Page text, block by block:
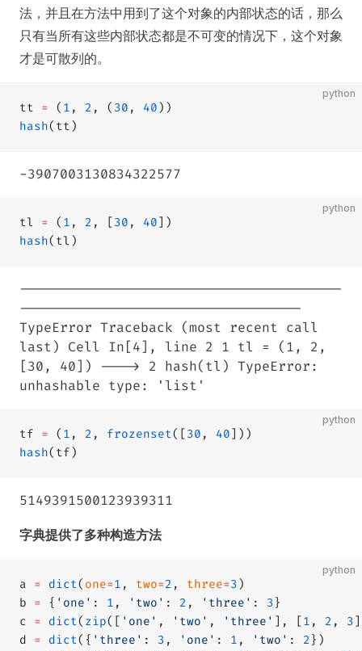
法，并且在方法中用到了这个对象的内部状态的话，那么
只有当所有这些内部状态都是不可变的情况下，这个对象
才是可散列的。
python
tt = ( 1 , 2 , ( 30 , 40 ))
hash(tt)
-3907003130834322577
python
tl = ( 1 , 2 , [ 30 , 40])
hash(tl)
----------------------------------------
-----------------------------------
TypeError Traceback (most recent call
last) Cell In[4], line 2 1 tl = (1, 2,
[30, 40]) ----> 2 hash(tl) TypeError:
unhashable type: 'list'
python
tf = ( 1 , 2 , frozenset([ 30 , 40]))
hash(tf)
5149391500123939311
字典提供了多种构造方法
python
a = dict( one=1 , two=2 , three=3 )
b = { 'one' : 1 , 'two' : 2 , 'three' : 3 }
c = dict( zip([ 'one' , 'two' , 'three' ], [ 1 , 2 , 3
d = dict({ 'three' : 3 , 'one' : 1 , 'two' : 2 })